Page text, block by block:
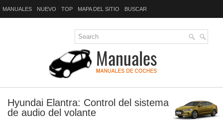
MANUALES NUEVO TOP MAPA DEL SITIO BUSCAR
Hyundai Elantra: Control del sistema
de audio del volante